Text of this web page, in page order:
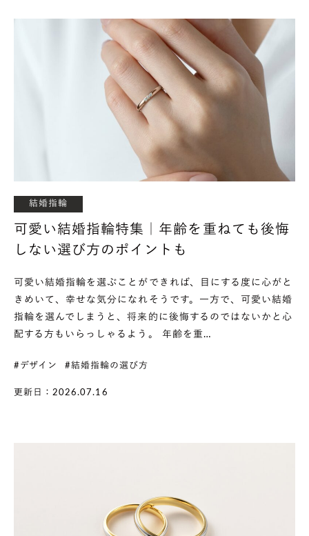
結婚指輪
可愛い結婚指輪特集｜年齢を重ねても後悔
しない選び方のポイントも
可愛い結婚指輪を選ぶことができれば、目にする度に心がと
きめいて、幸せな気分になれそうです。一方で、可愛い結婚
指輪を選んでしまうと、将来的に後悔するのではないかと心
配する方もいらっしゃるよう。 年齢を重…
#デザイン #結婚指輪の選び方
更新日：2026.07.16